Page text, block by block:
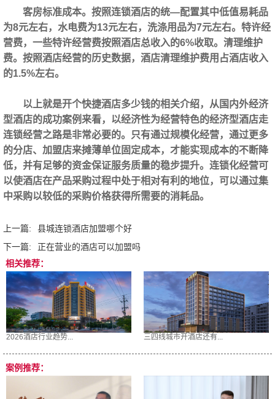
客房标准成本。按照连锁酒店的统—配置其中低值易耗品
为8元左右，水电费为13元左右，洗涤用品为7元左右。特许经
营费，一些特许经营费按照酒店总收入的6%收取。清理维护
费。按照酒店经营的历史数据，酒店清理维护费用占酒店收入
的1.5%左右。
以上就是开个快捷酒店多少钱的相关介绍，从国内外经济
型酒店的成功案例来看，以经济性为经营特色的经济型酒店走
连锁经营之路是非常必要的。只有通过规模化经营，通过更多
的分店、加盟店来摊薄单位固定成本，才能实现成本的不断降
低，并有足够的资金保证服务质量的稳步提升。连锁化经营可
以使酒店在产品采购过程中处于相对有利的地位，可以通过集
中采购以较低的采购价格获得所需要的消耗品。
上一篇:
县城连锁酒店加盟哪个好
下一篇:
正在营业的酒店可以加盟吗
相关推荐：
2026酒店行业趋势... 三四线城市开酒店还有...
案例推荐：